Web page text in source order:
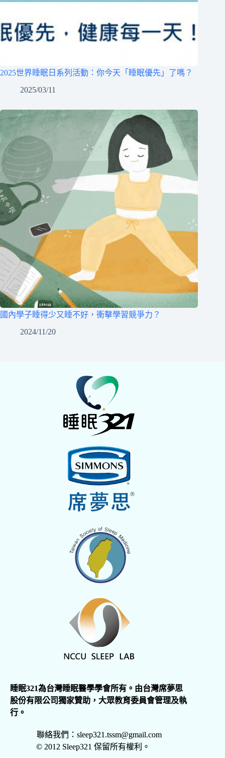
2025世界睡眠日系列活動：你今天「睡眠優先」了嗎？
2025/03/11
國內學子睡得少又睡不好，衝擊學習競爭力？
2024/11/20
睡眠321為台灣睡眠醫學學會所有。由台灣席夢思
股份有限公司獨家贊助，大眾教育委員會管理及執
行。
聯絡我們：sleep321.tssm@gmail.com
© 2012 Sleep321 保留所有權利。